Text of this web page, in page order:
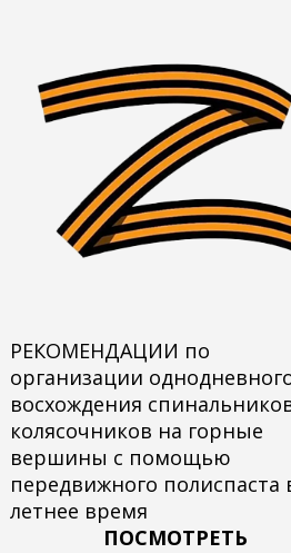
РЕКОМЕНДАЦИИ по
организации
восхождения
колясочников на горные
вершины с помощью
передвижного полиспаста
летнее время
ПОСМОТРЕТЬ